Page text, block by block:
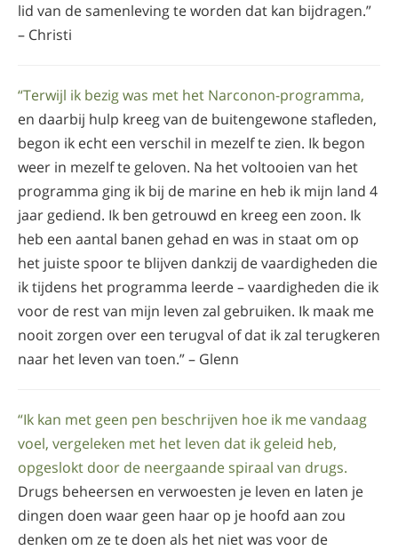
lid van de samenleving te worden dat kan bijdragen.”
– Christi
“Terwijl ik bezig was met het Narconon-programma,
en daarbij hulp kreeg van de buitengewone stafleden,
begon ik echt een verschil in mezelf te zien. Ik begon
weer in mezelf te geloven. Na het voltooien van het
programma ging ik bij de marine en heb ik mijn land 4
jaar gediend. Ik ben getrouwd en kreeg een zoon. Ik
heb een aantal banen gehad en was in staat om op
het juiste spoor te blijven dankzij de vaardigheden die
ik tijdens het programma leerde – vaardigheden die ik
voor de rest van mijn leven zal gebruiken. Ik maak me
nooit zorgen over een terugval of dat ik zal terugkeren
naar het leven van toen.” – Glenn
“Ik kan met geen pen beschrijven hoe ik me vandaag
voel, vergeleken met het leven dat ik geleid heb,
opgeslokt door de neergaande spiraal van drugs.
Drugs beheersen en verwoesten je leven en laten je
dingen doen waar geen haar op je hoofd aan zou
denken om ze te doen als het niet was voor de